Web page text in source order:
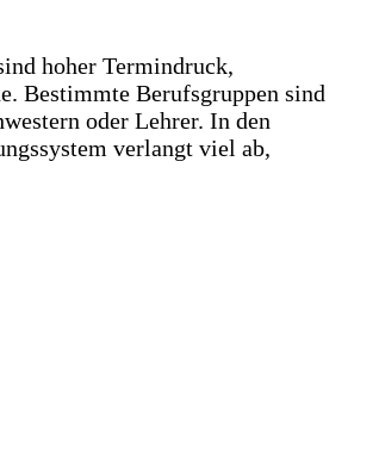
hoher Termindruck,
Bestimmte Berufsgruppen sind
oder Lehrer. In den
verlangt viel ab,